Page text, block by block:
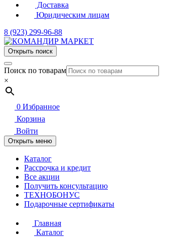
Доставка
Юридическим лицам
8 (923) 299-96-88
Открыть поиск
Поиск по товарам
×
0 Избранное
Корзина
Войти
Открыть меню
Каталог
Рассрочка и кредит
Все акции
Получить консультацию
ТЕХНОБОНУС
Подарочные сертификаты
Главная
Каталог